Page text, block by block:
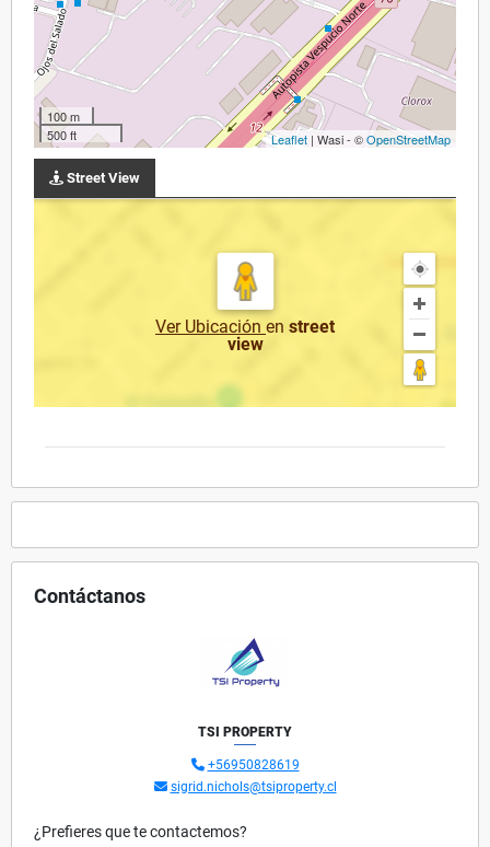
100 m
500 ft
Leaflet | Wasi - ©OpenStreetMap
Street View
Ver Ubicación en street
view
Contáctanos
TSI PROPERTY
+56950828619
sigrid.nichols@tsiproperty.cl
¿Prefieres que te contactemos?